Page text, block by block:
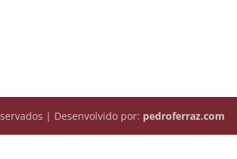
| Desenvolvido por: pedroferraz.com